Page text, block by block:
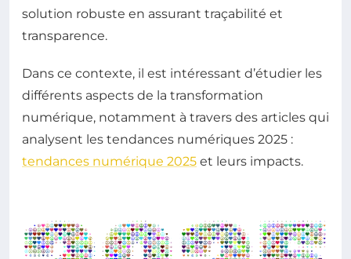
solution robuste en assurant traçabilité et
transparence.
Dans ce contexte, il est intéressant d’étudier les
différents aspects de la transformation
numérique, notamment à travers des articles qui
analysent les tendances numériques 2025 :
tendances numérique 2025 et leurs impacts.